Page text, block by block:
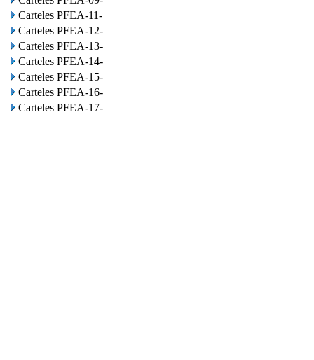
Carteles PFEA-11-
Carteles PFEA-12-
Carteles PFEA-13-
Carteles PFEA-14-
Carteles PFEA-15-
Carteles PFEA-16-
Carteles PFEA-17-